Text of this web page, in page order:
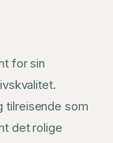
for sin
tilreisende som
det rolige